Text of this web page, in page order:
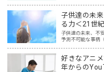
子供達の未
る力＜21世
子供達の未来、不
予測不可能な事柄
好きなアニ
年からの